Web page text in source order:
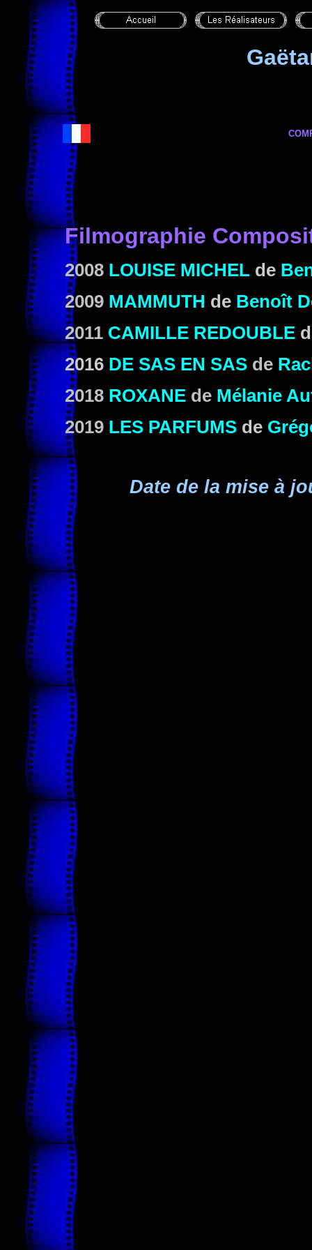
Filmographie
2008 LOUISE MICHEL de
2009 MAMMUTH de Benoît
2011 CAMILLE REDOUBLE
2016 DE SAS EN SAS de
2018 ROXANE de Mélanie
2019 LES PARFUMS de
Date de la mise à